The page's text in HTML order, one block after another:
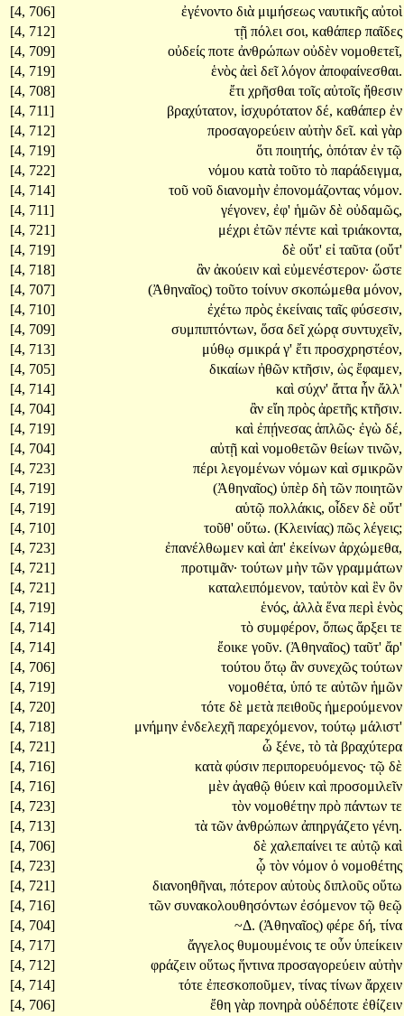
[4, 706]
ἐγένοντο διὰ μιμήσεως ναυτικῆς αὐτοὶ
[4, 712]
τῇ πόλει σοι, καθάπερ παῖδες
[4, 709]
οὐδείς ποτε ἀνθρώπων οὐδὲν νομοθετεῖ,
[4, 719]
ἑνὸς ἀεὶ δεῖ λόγον ἀποφαίνεσθαι.
[4, 708]
ἔτι χρῆσθαι τοῖς αὐτοῖς ἤθεσιν
[4, 711]
βραχύτατον, ἰσχυρότατον δέ, καθάπερ ἐν
[4, 712]
προσαγορεύειν αὐτὴν δεῖ. καὶ γὰρ
[4, 719]
ὅτι ποιητής, ὁπόταν ἐν τῷ
[4, 722]
νόμου κατὰ τοῦτο τὸ παράδειγμα,
[4, 714]
τοῦ νοῦ διανομὴν ἐπονομάζοντας νόμον.
[4, 711]
γέγονεν, ἐφ' ἡμῶν δὲ οὐδαμῶς,
[4, 721]
μέχρι ἐτῶν πέντε καὶ τριάκοντα,
[4, 719]
δὲ οὔτ' εἰ ταῦτα (οὔτ'
[4, 718]
ἂν ἀκούειν καὶ εὐμενέστερον· ὥστε
[4, 707]
(Ἀθηναῖος) τοῦτο τοίνυν σκοπώμεθα μόνον,
[4, 710]
ἐχέτω πρὸς ἐκείναις ταῖς φύσεσιν,
[4, 709]
συμπιπτόντων, ὅσα δεῖχώρᾳ συντυχεῖν,
[4, 713]
μύθῳ σμικρά γ' ἔτι προσχρηστέον,
[4, 705]
δικαίων ἠθῶν κτῆσιν, ὡς ἔφαμεν,
[4, 714]
καὶ σύχν' ἄττα ἦν ἄλλ'
[4, 704]
ἂν εἴη πρὸς ἀρετῆς κτῆσιν.
[4, 719]
καὶ ἐπῄνεσας ἁπλῶς· ἐγὼ δέ,
[4, 704]
αὐτῇ καὶ νομοθετῶν θείων τινῶν,
[4, 723]
πέρι λεγομένων νόμων καὶ σμικρῶν
[4, 719]
(Ἀθηναῖος) ὑπὲρ δὴ τῶν ποιητῶν
[4, 719]
αὑτῷ πολλάκις, οἶδεν δὲ οὔτ'
[4, 710]
τοῦθ' οὕτω. (Κλεινίας) πῶς λέγεις;
[4, 723]
ἐπανέλθωμεν καὶ ἀπ' ἐκείνων ἀρχώμεθα,
[4, 721]
προτιμᾶν· τούτων μὴν τῶν γραμμάτων
[4, 721]
καταλειπόμενον, ταὐτὸν καὶ ἓν ὂν
[4, 719]
ἑνός, ἀλλὰ ἕνα περὶ ἑνὸς
[4, 714]
τὸ συμφέρον, ὅπως ἄρξει τε
[4, 714]
ἔοικε γοῦν. (Ἀθηναῖος) ταῦτ' ἄρ'
[4, 706]
τούτου ὅτῳ ἂν συνεχῶς τούτων
[4, 719]
νομοθέτα, ὑπό τε αὐτῶν ἡμῶν
[4, 720]
τότε δὲ μετὰ πειθοῦς ἡμερούμενον
[4, 718]
μνήμην ἐνδελεχῆ παρεχόμενον, τούτῳ μάλιστ'
[4, 721]
ὦ ξένε, τὸ τὰ βραχύτερα
[4, 716]
κατὰ φύσιν περιπορευόμενος· τῷ δὲ
[4, 716]
μὲν ἀγαθῷ θύειν καὶ προσομιλεῖν
[4, 723]
τὸν νομοθέτην πρὸ πάντων τε
[4, 713]
τὰ τῶν ἀνθρώπων ἀπηργάζετο γένη.
[4, 706]
δὲ χαλεπαίνει τε αὐτῷ καὶ
[4, 723]
ᾧ τὸν νόμον ὁ νομοθέτης
[4, 721]
διανοηθῆναι, πότερον αὐτοὺς διπλοῦς οὕτω
[4, 716]
τῶν συνακολουθησόντων ἐσόμενον τῷ θεῷ
[4, 704]
~Δ. (Ἀθηναῖος) φέρε δή, τίνα
[4, 717]
ἄγγελος θυμουμένοις τε οὖν ὑπείκειν
[4, 712]
φράζειν οὕτως ἥντινα προσαγορεύειν αὐτὴν
[4, 714]
τότε ἐπεσκοποῦμεν, τίνας τίνων ἄρχειν
[4, 706]
ἔθη γὰρ πονηρὰ οὐδέποτε ἐθίζειν